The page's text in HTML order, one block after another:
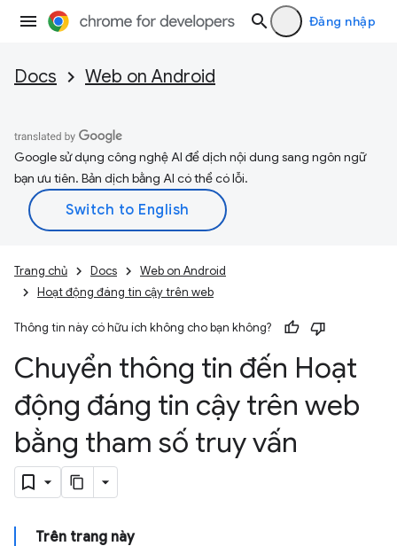
Đăng nhập
Docs Web on Android
Google sử dụng công nghệ AI để dịch nội dung sang ngôn ngữ
bạn ưu tiên. Bản dịch bằng AI có thể có lỗi.
Trang chủ Docs
Web on Android
Hoạt động đáng tin cậy trên web
Thông tin này có hữu ích không cho bạn không?
Chuyển thông tin đến Hoạt
động đáng tin cậy trên web
bằng tham số truy vấn
Trên trang này